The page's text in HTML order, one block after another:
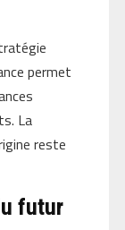
permet
La
reste
futur